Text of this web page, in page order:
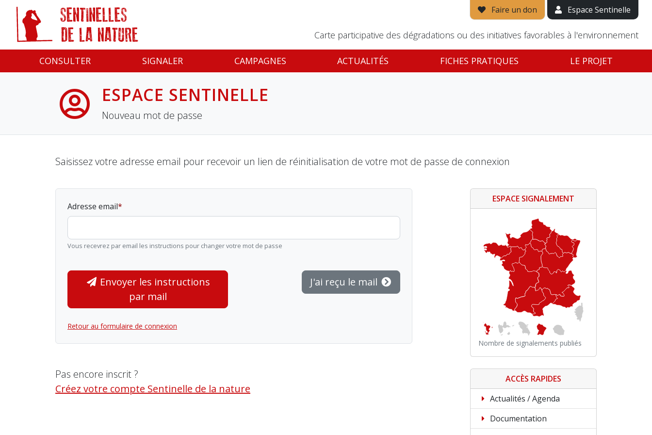
Faire un don Espace Sentinelle
Carte participative des dégradations ou des initiatives favorables à l'environnement
CONSULTER SIGNALER CAMPAGNES ACTUALITÉS FICHES PRATIQUES LE PROJET
ESPACE SENTINELLE
Nouveau mot de passe
Saisissez votre adresse email pour recevoir un lien de réinitialisation de votre mot de passe de connexion
Adresse email
Vous recevrez par email les instructions pour changer votre mot de passe
par mail
J'ai reçu le mail
Retour au formulaire de connexion
Pas encore inscrit ?
Créez votre compte Sentinelle de la nature
ESPACE SIGNALEMENT
Nombre de signalements publiés
ACCÈS RAPIDES
Actualités / Agenda
Documentation
Panneau de gestion des cookies